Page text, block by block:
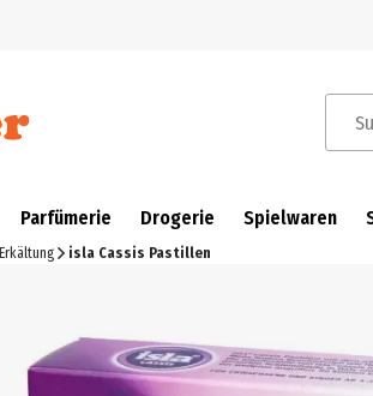
Parfümerie Drogerie Spielwaren
Erkältung isla Cassis Pastillen